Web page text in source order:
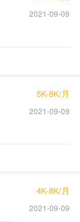
2021-09-09
5K-8K/月
2021-09-09
4K-8K/月
2021-09-09